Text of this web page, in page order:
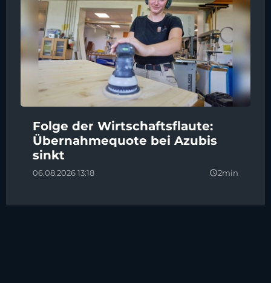
Folge der Wirtschaftsflaute:
Übernahmequote bei Azubis
sinkt
06.08.2026 13:18 query_builder2min